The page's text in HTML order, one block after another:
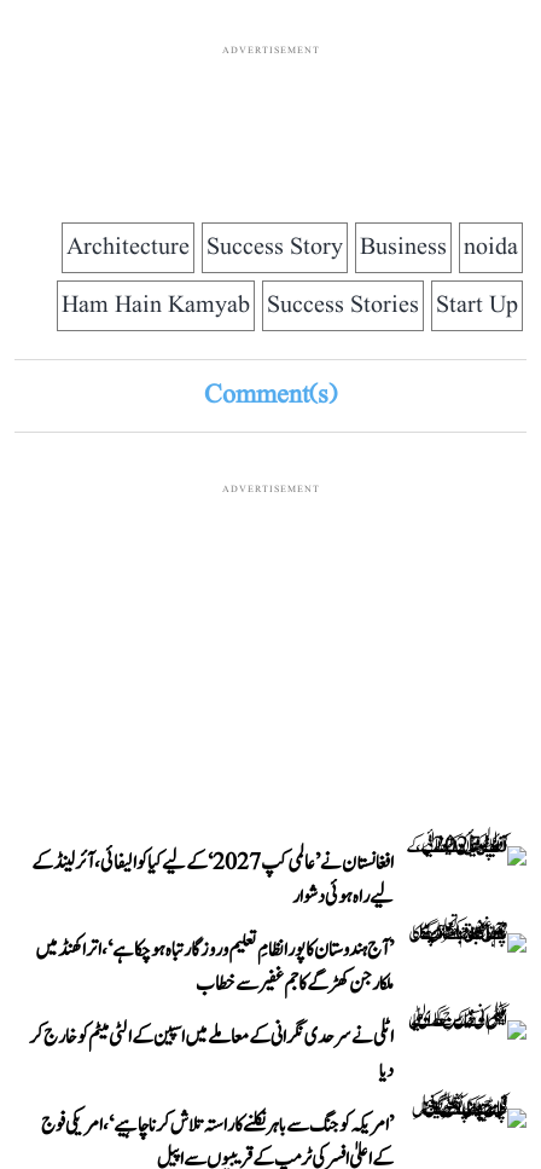
ADVERTISEMENT
noida
Business
Success Story
Architecture
Start Up
Success Stories
Ham Hain Kamyab
Comment(s)
ADVERTISEMENT
افغانستان نے ’عالمی کپ 2027‘ کے لیے کیا کوالیفائی، آئرلینڈ کے
لیے راہ ہوئی دشوار
’آج ہندوستان کا پورا نظامِ تعلیم و روزگار تباہ ہو چکا ہے‘، اتراکھنڈ میں
ملکارجن کھڑگے کا جم غفیر سے خطاب
اٹلی نے سرحدی نگرانی کے معاملے میں اسپین کے الٹی میٹم کو خارج کر
دیا
’امریکہ کو جنگ سے باہر نکلنے کا راستہ تلاش کرنا چاہیے‘، امریکی فوج
کے اعلیٰ افسر کی ٹرمپ کے قریبیوں سے اپیل